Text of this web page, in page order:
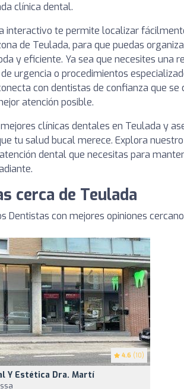
clínica dental.
interactivo te permite localizar
de Teulada, para que puedas
y eficiente. Ya sea que necesites una
urgencia o procedimientos
con dentistas de confianza que se
atención posible.
clínicas dentales en Teulada y
tu salud bucal merece. Explora
dental que necesitas para
cerca de Teulada
Dentistas con mejores opiniones
4.6 (10)
Y Estética Dra. Martí